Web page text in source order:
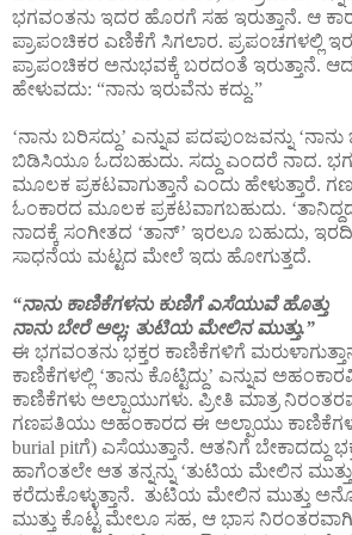
ಭಗವಂತನು ಇದರ ಹೊರಗೆ ಸಹ ಇರುತ್ತಾನೆ. ಆ
ಪ್ರಾಪಂಚಿಕರ ಎಣಿಕೆಗೆ ಸಿಗಲಾರ. ಪ್ರಪಂಚಗಳಲ್ಲಿ
ಪ್ರಾಪಂಚಿಕರ ಅನುಭವಕ್ಕೆ ಬರದಂತೆ ಇರುತ್ತಾನೆ.
ಹೇಳುವದು: “ನಾನು ಇರುವೆನು ಕದ್ದು.”
‘ನಾನು ಬರಿಸದ್ದು’ ಎನ್ನುವ ಪದಪುಂಜವನ್ನು
ಬಿಡಿಸಿಯೂ ಓದಬಹುದು. ಸದ್ದು ಎಂದರೆ ನಾದ.
ಮೂಲಕ ಪ್ರಕಟವಾಗುತ್ತಾನೆ ಎಂದು
ಓಂಕಾರದ ಮೂಲಕ ಪ್ರಕಟವಾಗಬಹುದು.
ನಾದಕ್ಕೆ ಸಂಗೀತದ ‘ತಾನ್’ ಇರಲೂ ಬಹುದು,
ಸಾಧನೆಯ ಮಟ್ಟದ ಮೇಲೆ ಇದು ಹೋಗುತ್ತದೆ.
“ನಾನು ಕಾಣಿಕೆಗಳನು ಕುಣಿಗೆ ಎಸೆಯುವೆ ಹೊತ್ತು
ನಾನು ಬೇರೆ ಅಲ್ಲ; ತುಟಿಯ ಮೇಲಿನ ಮುತ್ತು.”
ಈ ಭಗವಂತನು ಭಕ್ತರ ಕಾಣಿಕೆಗಳಿಗೆ
ಕಾಣಿಕೆಗಳಲ್ಲಿ ‘ತಾನು ಕೊಟ್ಟಿದ್ದು’ ಎನ್ನುವ
ಕಾಣಿಕೆಗಳು ಅಲ್ಪಾಯುಗಳು. ಪ್ರೀತಿ ಮಾತ್ರ
ಗಣಪತಿಯು ಅಹಂಕಾರದ ಈ ಅಲ್ಪಾಯು
burial pitಗೆ) ಎಸೆಯುತ್ತಾನೆ. ಆತನಿಗೆ ಬೇಕಾದದ್ದು
ಹಾಗೆಂತಲೇ ಆತ ತನ್ನನ್ನು ‘ತುಟಿಯ ಮೇಲಿನ
ಕರೆದುಕೊಳ್ಳುತ್ತಾನೆ. ತುಟಿಯ ಮೇಲಿನ ಮುತ್ತು
ಮುತ್ತು ಕೊಟ್ಟ ಮೇಲೂ ಸಹ, ಆ ಭಾಸ